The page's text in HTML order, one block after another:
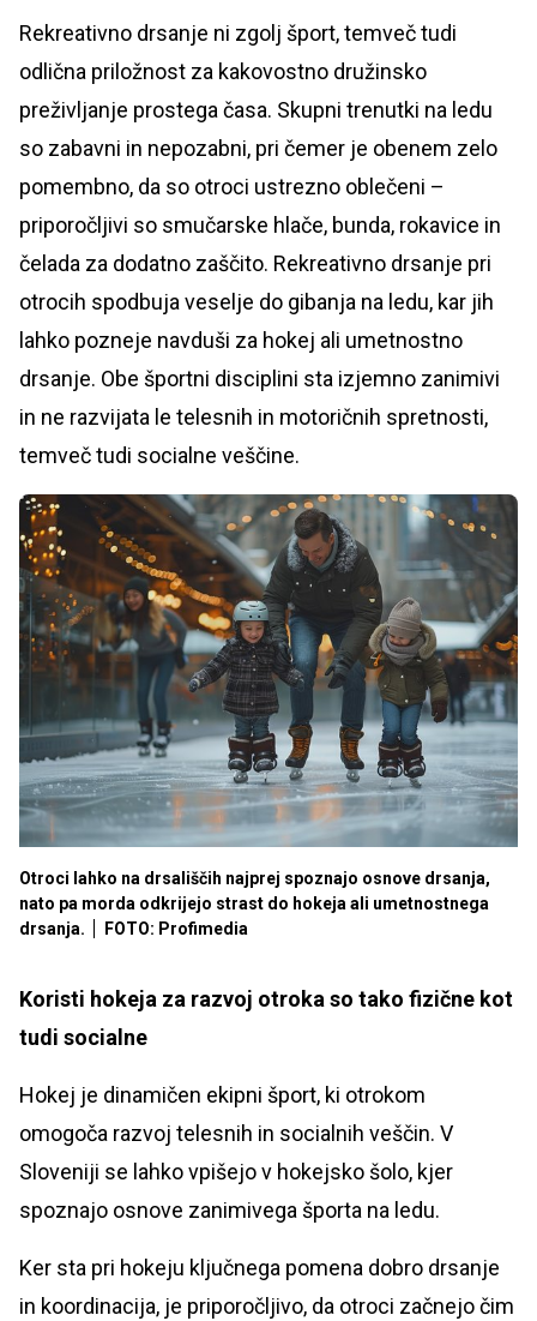
Rekreativno drsanje ni zgolj šport, temveč tudi
odlična priložnost za kakovostno družinsko
preživljanje prostega časa. Skupni trenutki na ledu
so zabavni in nepozabni, pri čemer je obenem zelo
pomembno, da so otroci ustrezno oblečeni –
priporočljivi so smučarske hlače, bunda, rokavice in
čelada za dodatno zaščito. Rekreativno drsanje pri
otrocih spodbuja veselje do gibanja na ledu, kar jih
lahko pozneje navduši za hokej ali umetnostno
drsanje. Obe športni disciplini sta izjemno zanimivi
in ne razvijata le telesnih in motoričnih spretnosti,
temveč tudi socialne veščine.
Otroci lahko na drsališčih najprej spoznajo osnove drsanja,
nato pa morda odkrijejo strast do hokeja ali umetnostnega
drsanja.
FOTO: Profimedia
Koristi hokeja za razvoj otroka so tako fizične kot
tudi socialne
Hokej je dinamičen ekipni šport, ki otrokom
omogoča razvoj telesnih in socialnih veščin. V
Sloveniji se lahko vpišejo v hokejsko šolo, kjer
spoznajo osnove zanimivega športa na ledu.
Ker sta pri hokeju ključnega pomena dobro drsanje
in koordinacija, je priporočljivo, da otroci začnejo čim